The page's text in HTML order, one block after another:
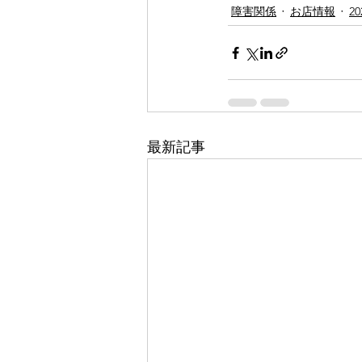
障害関係 お店情報
最新記事